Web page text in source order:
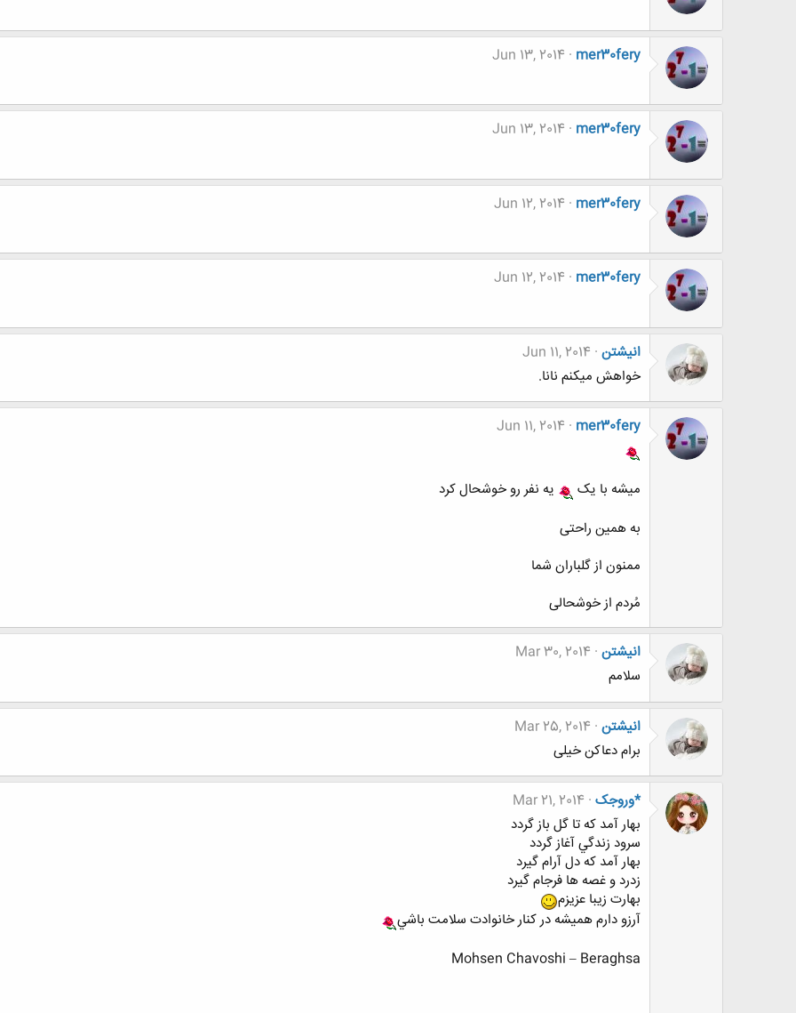
mer30fery
Jun 13, 2014
mer30fery
Jun 13, 2014
mer30fery
Jun 12, 2014
mer30fery
Jun 12, 2014
انیشتن Jun 11, 2014
خواهش میکنم نانا.
mer30fery
Jun 11, 2014
میشه با یک
یه نفر رو خوشحال کرد
به همین راحتی
ممنون از گلباران شما
مُردم از خوشحالی
انیشتن Mar 30, 2014
سلامم
انیشتن Mar 25, 2014
برام دعاکن خیلی
*وروجک Mar 21, 2014
بهار آمد كه تا گل باز گردد
سرود زندگي آغاز گردد
بهار آمد كه دل آرام گيرد
زدرد و غصه ها فرجام گيرد
بهارت زيبا عزيزم
آرزو دارم هميشه در كنار خانوادت سلامت باشي
Mohsen Chavoshi – Beraghsa